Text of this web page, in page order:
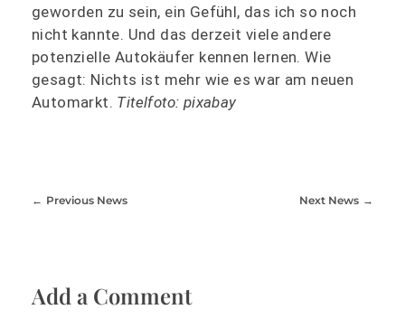
geworden zu sein, ein Gefühl, das ich so noch
nicht kannte. Und das derzeit viele andere
potenzielle Autokäufer kennen lernen. Wie
gesagt: Nichts ist mehr wie es war am neuen
Automarkt. Titelfoto: pixabay
Previous News Next News
Add a Comment